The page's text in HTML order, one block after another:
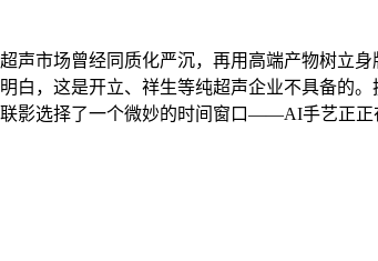
市场曾经同质化严沉，再用高端产物树立
白，这是开立、祥生等纯超声企业不具备的
影选择了一个微妙的时间窗口——AI手艺正